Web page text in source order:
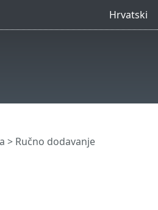
Hrvatski
> Ručno dodavanje